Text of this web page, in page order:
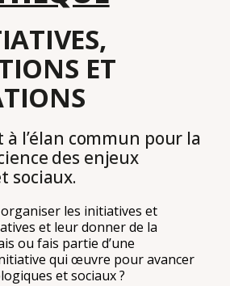
ET
l’élan commun pour la
des enjeux
sociaux.
les initiatives et
et leur donner de la
ou fais partie d’une
qui œuvre pour avancer
et sociaux ?